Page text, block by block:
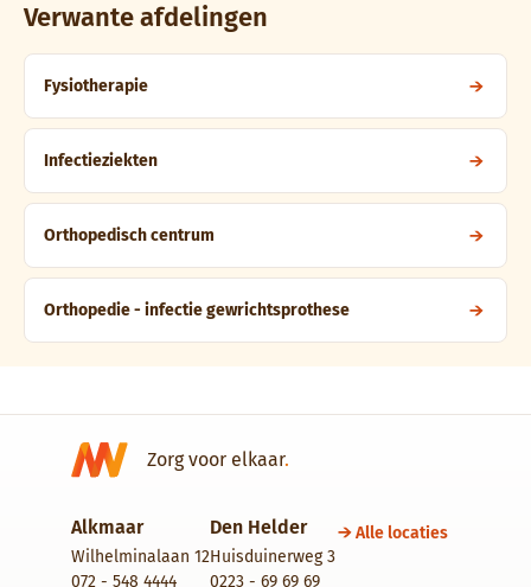
Verwante afdelingen
Fysiotherapie
Infectieziekten
Orthopedisch centrum
Orthopedie - infectie gewrichtsprothese
Zorg voor elkaar.
Alkmaar
Wilhelminalaan 12
072 - 548 4444
Den Helder
Huisduinerweg 3
0223 - 69 69 69
Alle locaties